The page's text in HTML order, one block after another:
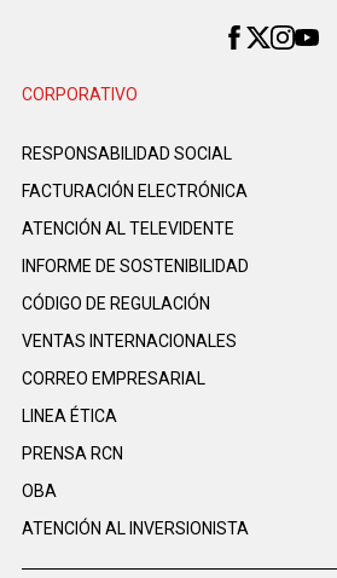
CORPORATIVO
RESPONSABILIDAD SOCIAL
FACTURACIÓN ELECTRÓNICA
ATENCIÓN AL TELEVIDENTE
INFORME DE SOSTENIBILIDAD
CÓDIGO DE REGULACIÓN
VENTAS INTERNACIONALES
CORREO EMPRESARIAL
LINEA ÉTICA
PRENSA RCN
OBA
ATENCIÓN AL INVERSIONISTA